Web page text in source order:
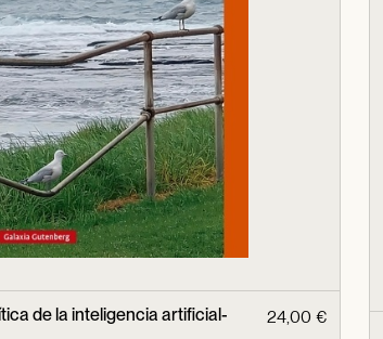
de la inteligencia artificial-
24,00 €